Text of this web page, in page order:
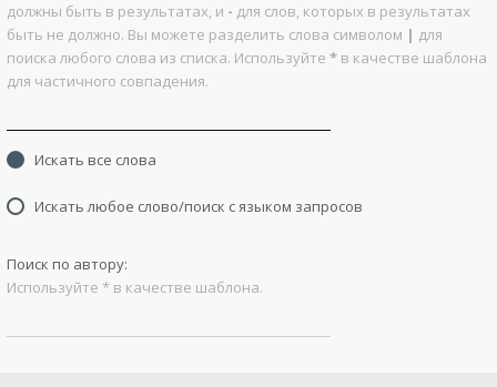
должны быть в результатах, и - для слов, которых в результатах
быть не должно. Вы можете разделить слова символом | для
поиска любого слова из списка. Используйте * в качестве шаблона
для частичного совпадения.
Искать все слова
Искать любое слово/поиск с языком запросов
Поиск по автору:
Используйте * в качестве шаблона.